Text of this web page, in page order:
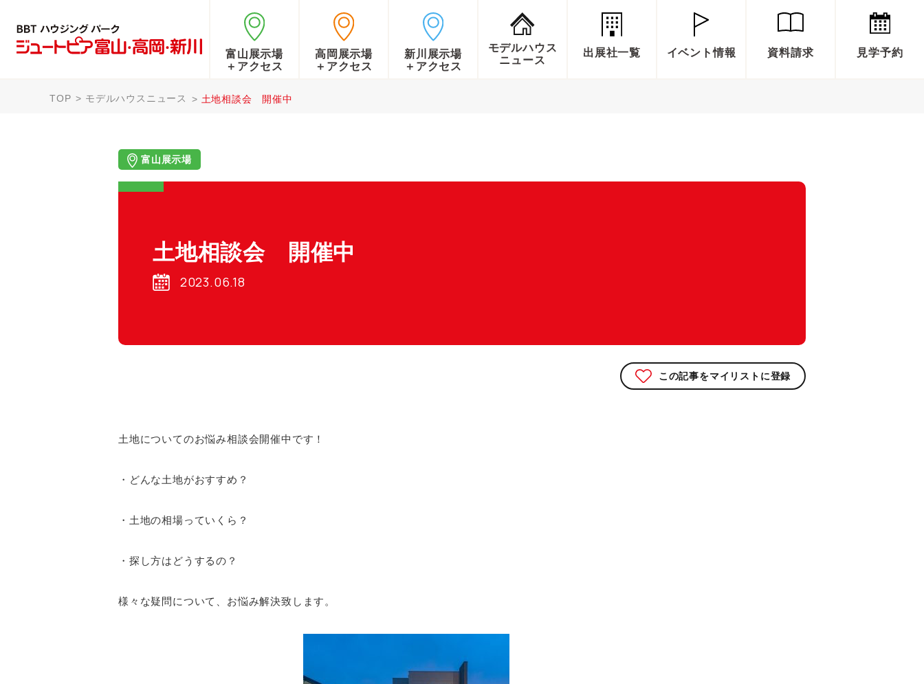
富山展示場
＋アクセス
高岡展示場
＋アクセス
新川展示場
＋アクセス
モデルハウス
ニュース
出展社一覧 イベント情報 資料請求 見学予約
TOP モデルハウスニュース 土地相談会 開催中
富山展示場
土地相談会 開催中
2023.06.18
この記事をマイリストに登録
土地についてのお悩み相談会開催中です！
・どんな土地がおすすめ？
・土地の相場っていくら？
・探し方はどうするの？
様々な疑問について、お悩み解決致します。